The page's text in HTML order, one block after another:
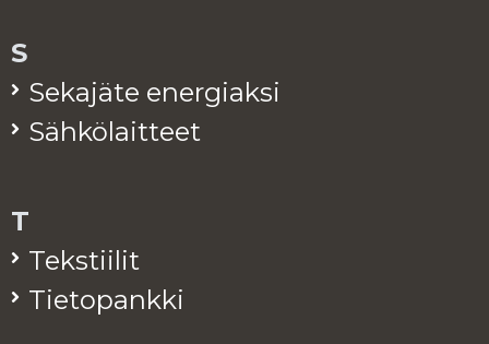
S
Se­ka­jä­te ener­giak­si
Säh­kö­lait­teet
T
Teks­tii­lit
Tie­to­pank­ki